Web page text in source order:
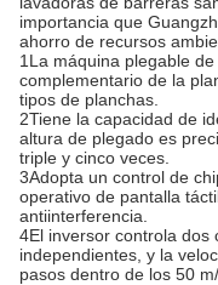
importancia que
ahorro de recursos
1La máquina plegable
complementario de la
tipos de planchas.
2Tiene la capacidad de
altura de plegado es
triple y cinco veces.
3Adopta un control de
operativo de pantalla
antiinterferencia.
4El inversor controla dos
independientes, y la
pasos dentro de los 50 m/